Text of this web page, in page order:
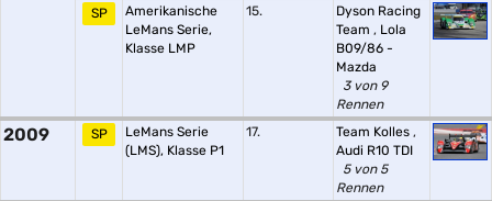
SP
Amerikanische
LeMans Serie,
Klasse LMP
15.
Dyson Racing
Team , Lola
B09/86 -
Mazda
3 von 9
Rennen
2009 SP
LeMans Serie
(LMS), Klasse P1
17. Team Kolles ,
Audi R10 TDI
5 von 5
Rennen